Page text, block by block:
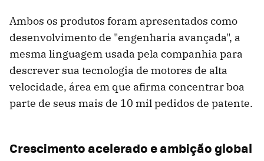
Ambos os produtos foram apresentados como
desenvolvimento de "engenharia avançada", a
mesma linguagem usada pela companhia para
descrever sua tecnologia de motores de alta
velocidade, área em que afirma concentrar boa
parte de seus mais de 10 mil pedidos de patente.
Crescimento acelerado e ambição global